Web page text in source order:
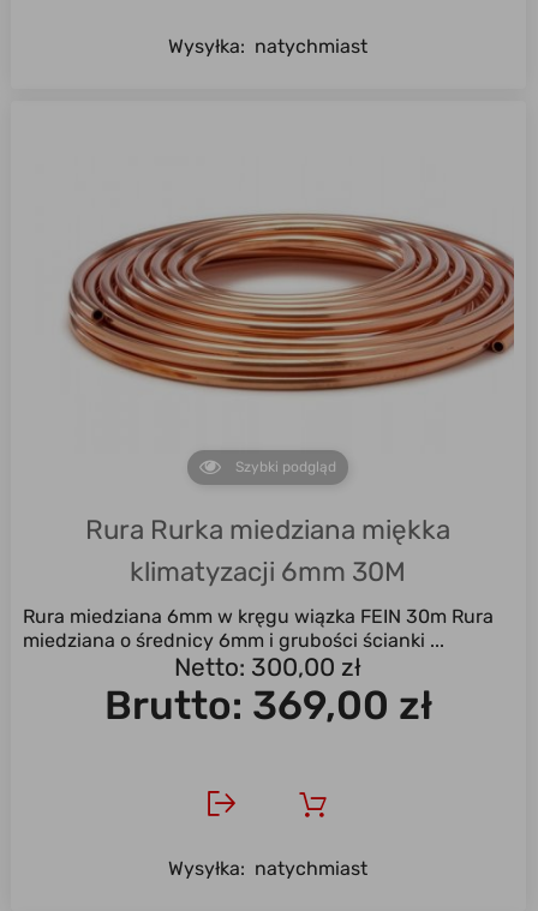
Wysyłka: natychmiast
Szybki podgląd
Rura Rurka miedziana miękka
klimatyzacji 6mm 30M
Rura miedziana 6mm w kręgu wiązka FEIN 30m Rura
miedziana o średnicy 6mm i grubości ścianki ...
Netto: 300,00 zł
Brutto: 369,00 zł
Wysyłka: natychmiast